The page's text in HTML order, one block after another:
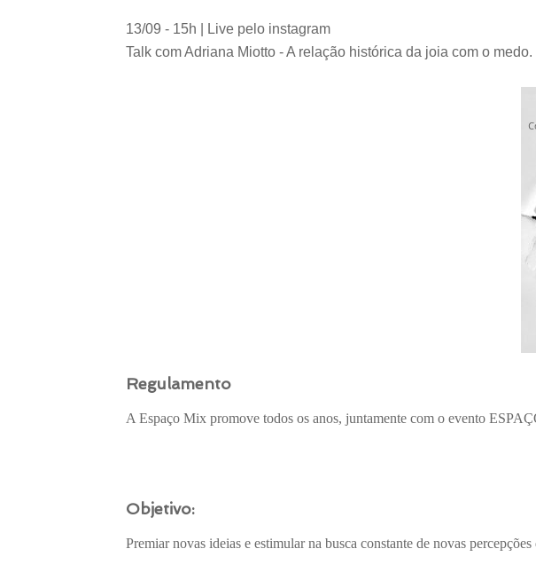
13/09 - 15h | Live pelo instagram
Talk com Adriana Miotto - A relação histórica da joia com o medo.
Regulamento
A Espaço Mix promove todos os anos, juntamente com o evento
Objetivo:
Premiar novas ideias e estimular na busca constante de novas